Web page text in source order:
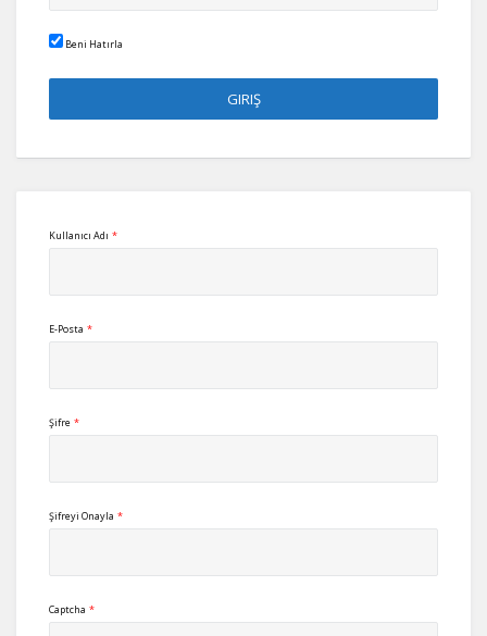
Beni Hatırla
Kullanıcı Adı *
E-Posta *
Şifre *
Şifreyi Onayla *
Captcha *